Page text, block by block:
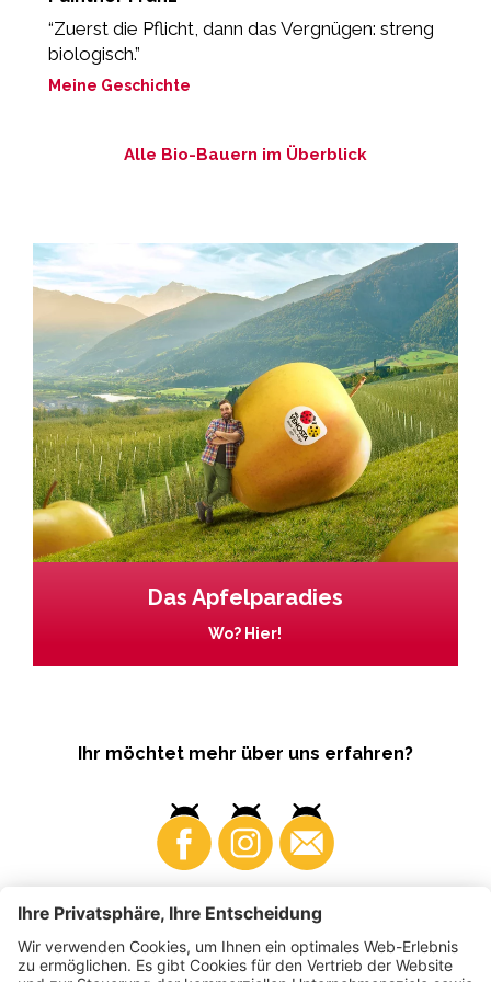
“Zuerst die Pflicht, dann das Vergnügen: streng
biologisch.”
Meine Geschichte
Alle Bio-Bauern im Überblick
Das Apfelparadies
Wo? Hier!
Ihr möchtet mehr über uns erfahren?
Business Produzenten